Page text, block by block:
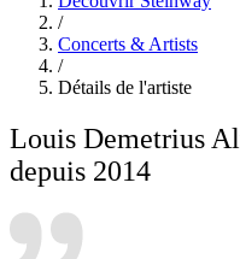
/
Concerts & Artists
/
Détails de l'artiste
Louis Demetrius
depuis 2014